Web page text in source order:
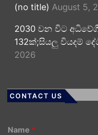
(no title) August 5,
2030 වන විට
132ක්;සියලු වියදම්
2026
CONTACT US
Name *